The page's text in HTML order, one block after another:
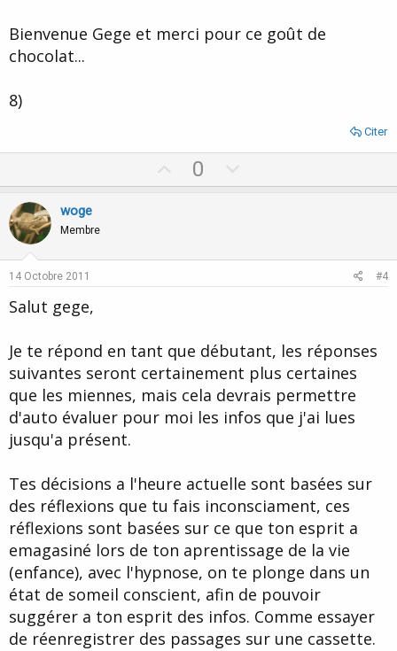
Bienvenue Gege et merci pour ce goût de
chocolat...
8)
Citer
p
t
0
o
v
woge
Membre
14 Octobre 2011 #4
Salut gege,
Je te répond en tant que débutant, les réponses
suivantes seront certainement plus certaines
que les miennes, mais cela devrais permettre
d'auto évaluer pour moi les infos que j'ai lues
jusqu'a présent.
Tes décisions a l'heure actuelle sont basées sur
des réflexions que tu fais inconsciament, ces
réflexions sont basées sur ce que ton esprit a
emagasiné lors de ton aprentissage de la vie
(enfance), avec l'hypnose, on te plonge dans un
état de someil conscient, afin de pouvoir
suggérer a ton esprit des infos. Comme essayer
de réenregistrer des passages sur une cassette.